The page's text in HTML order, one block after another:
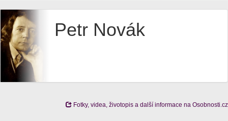
Petr Novák
Fotky, videa, životopis a další informace na Osobnosti.cz